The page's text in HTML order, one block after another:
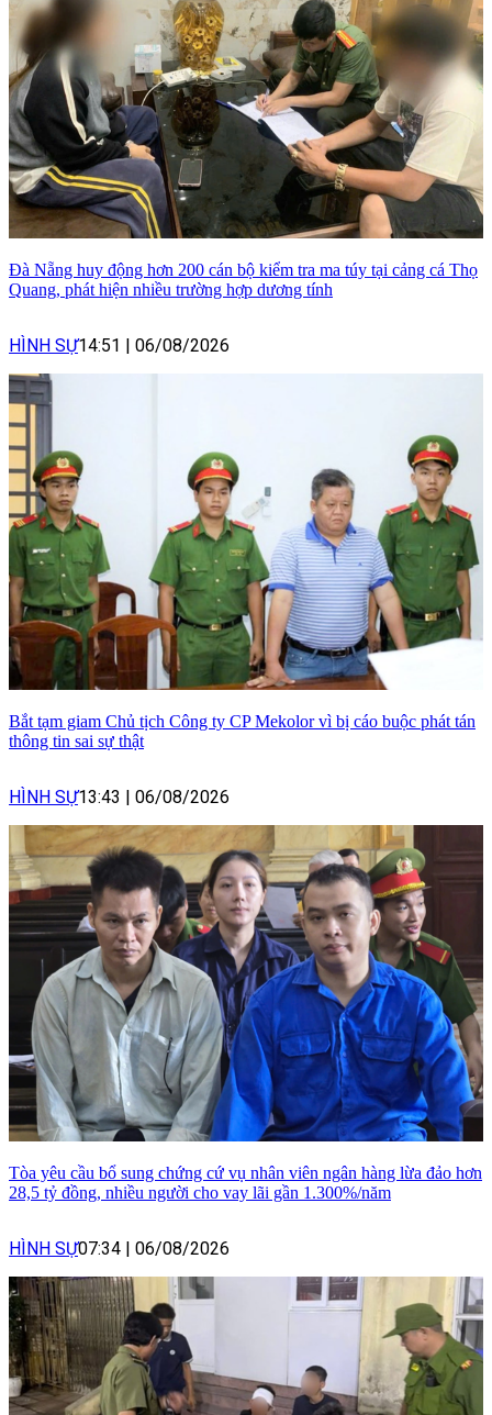
Đà Nẵng huy động hơn 200 cán bộ kiểm tra ma túy tại cảng cá Thọ
Quang, phát hiện nhiều trường hợp dương tính
HÌNH SỰ14:51 | 06/08/2026
Bắt tạm giam Chủ tịch Công ty CP Mekolor vì bị cáo buộc phát tán
thông tin sai sự thật
HÌNH SỰ13:43 | 06/08/2026
Tòa yêu cầu bổ sung chứng cứ vụ nhân viên ngân hàng lừa đảo hơn
28,5 tỷ đồng, nhiều người cho vay lãi gần 1.300%/năm
HÌNH SỰ07:34 | 06/08/2026